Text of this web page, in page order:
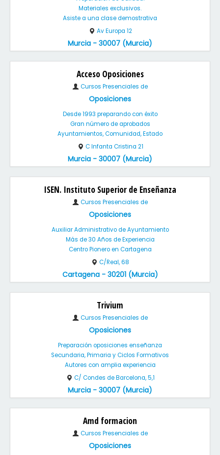
Materiales exclusivos.
Asiste a una clase demostrativa
Av Europa 12
Murcia - 30007 (Murcia)
Acceso Oposiciones
Cursos Presenciales de
Oposiciones
Desde 1993 preparando con éxito
Gran número de aprobados
Ayuntamientos, Comunidad, Estado
C Infanta Cristina 21
Murcia - 30007 (Murcia)
ISEN. Instituto Superior de Enseñanza
Cursos Presenciales de
Oposiciones
Auxiliar Administrativo de Ayuntamiento
Más de 30 Años de Experiencia
Centro Pionero en Cartagena
C/Real, 68
Cartagena - 30201 (Murcia)
Trivium
Cursos Presenciales de
Oposiciones
Preparación oposiciones enseñanza
Secundaria, Primaria y Ciclos Formativos
Autores con amplia experiencia
C/ Condes de Barcelona, 5,1
Murcia - 30007 (Murcia)
Amd formacion
Cursos Presenciales de
Oposiciones